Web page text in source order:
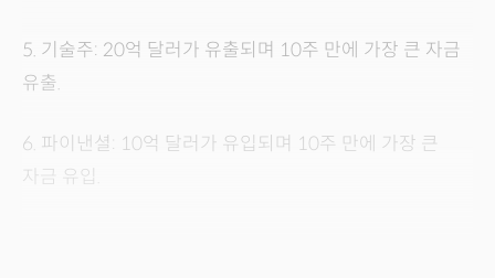
5. 기술주: 20억 달러가 유출되며 10주 만에 가장 큰 자금
유출.
6. 파이낸셜: 10억 달러가 유입되며 10주 만에 가장 큰
자금 유입.